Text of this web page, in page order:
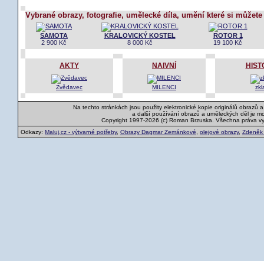
Vybrané obrazy, fotografie, umělecké díla, umění které si
SAMOTA
2 900 Kč
KRALOVICKÝ KOSTEL
8 000 Kč
ROTOR 1
19 100 Kč
AKTY
Zvědavec
NAIVNÍ
MILENCI
Na techto stránkách jsou použity elektronické kopie originálů obrazů
a další používání obrazů a uměleckých děl je
Copyright 1997-2026 (c) Roman Brzuska. Všechna práva
Odkazy: Maluj.cz - výtvarné potřeby, Obrazy Dagmar Zemánkové olejové obrazy, Zdeněk